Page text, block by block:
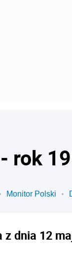
rok
Monitor Polski
z dnia 12